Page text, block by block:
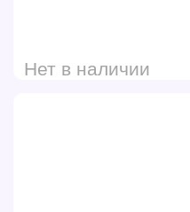
Нет в наличии